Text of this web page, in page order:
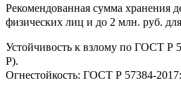
Рекомендованная сумма хранения
физических лиц и до 2 млн. руб.
Устойчивость к взлому по ГОСТ Р
Р).
Огнестойкость: ГОСТ Р 57384-